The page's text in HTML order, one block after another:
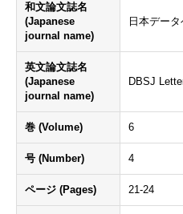
和文論文誌名
(Japanese
journal name)
日本デー
英文論文誌名
(Japanese
journal name)
DBSJ
巻 (Volume) 6
号 (Number) 4
ページ (Pages) 21-24